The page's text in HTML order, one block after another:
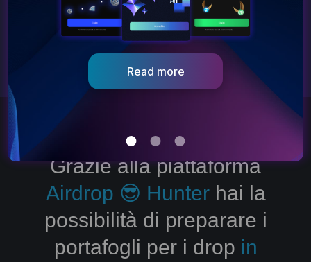
Get started
Grazie alla piattaforma
Airdrop 😎 Hunterhai la
possibilità di preparare i
portafogli per i drop in
Go to dApp